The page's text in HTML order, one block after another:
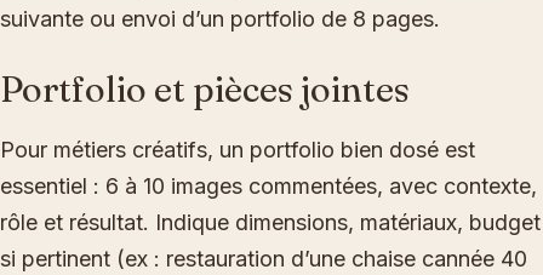
suivante ou envoi d’un portfolio de 8 pages.
Portfolio et pièces jointes
Pour métiers créatifs, un portfolio bien dosé est
essentiel : 6 à 10 images commentées, avec contexte,
rôle et résultat. Indique dimensions, matériaux, budget
si pertinent (ex : restauration d’une chaise cannée 40